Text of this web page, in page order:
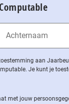
aan
Je kunt je
met jouw